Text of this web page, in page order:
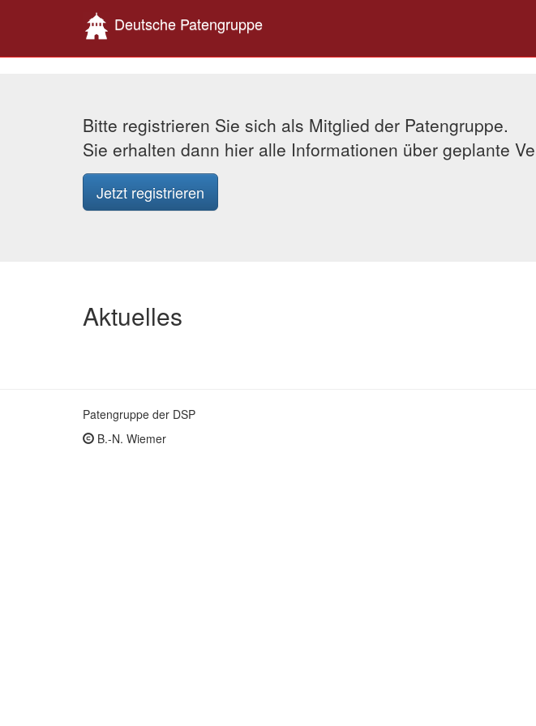
Deutsche Patengruppe
Bitte registrieren Sie sich als Mitglied der Patengruppe.
Sie erhalten dann hier alle Informationen über geplante
Jetzt registrieren
Aktuelles
Patengruppe der DSP
B.-N. Wiemer